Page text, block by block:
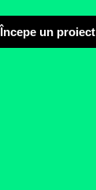
Începe un proiect